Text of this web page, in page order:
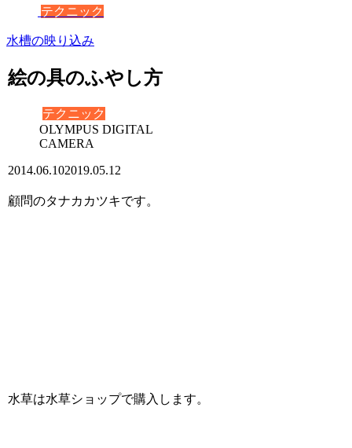
テクニック
水槽の映り込み
絵の具のふやし方
テクニック
OLYMPUS DIGITAL
CAMERA
2014.06.102019.05.12
顧問のタナカカツキです。
水草は水草ショップで購入します。